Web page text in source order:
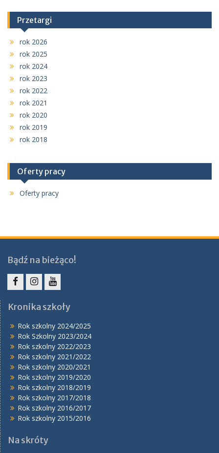
Przetargi
rok 2026
rok 2025
rok 2024
rok 2023
rok 2022
rok 2021
rok 2020
rok 2019
rok 2018
Oferty pracy
Oferty pracy
Bądź na bieżąco!
Kronika szkoły
Rok szkolny 2024/2025
Rok Szkolny 2023/2024
Rok szkolny 2022/2023
Rok szkolny 2021/2022
Rok szkolny 2020/2021
Rok szkolny 2019/2020
Rok szkolny 2018/2019
Rok szkolny 2017/2018
Rok szkolny 2016/2017
Rok szkolny 2015/2016
Na skróty